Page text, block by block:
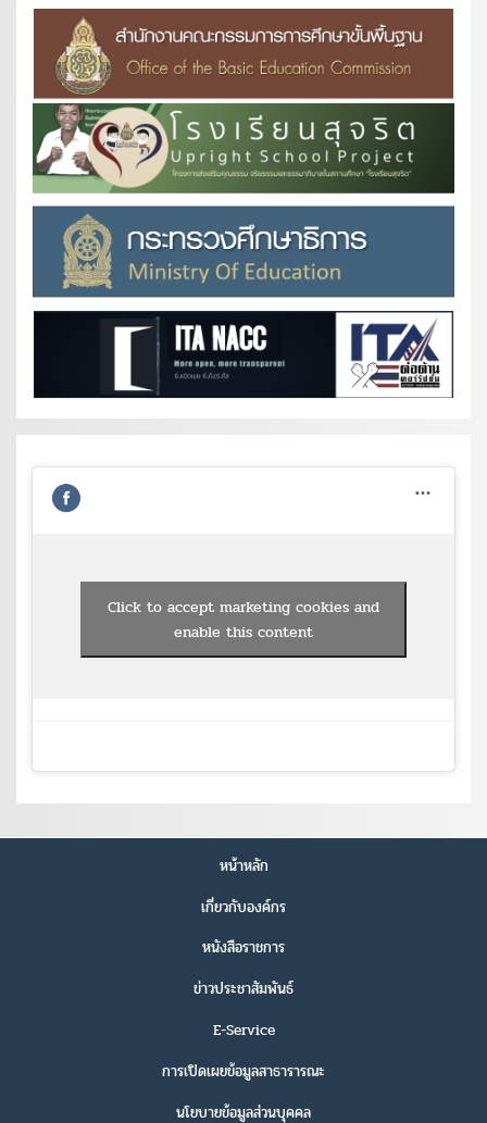
Click to accept marketing cookies and
enable this content
หน้าหลัก
เกี่ยวกับองค์กร
หนังสือราชการ
ข่าวประชาสัมพันธ์
E-Service
การเปิดเผยข้อมูลสาธารารณะ
นโยบายข้อมูลส่วนบุคคล